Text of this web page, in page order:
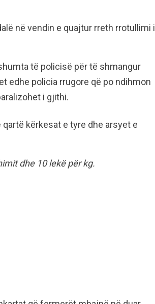
në vendin e quajtur rreth rrotullimi i
të policisë për të shmangur
edhe policia rrugore që po ndihmon
i gjithi.
kërkesat e tyre dhe arsyet e
dhe 10 lekë për kg.